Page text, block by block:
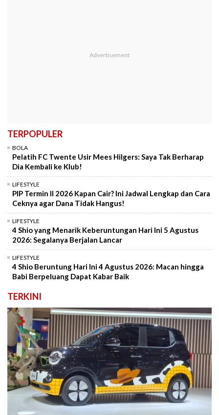
TERPOPULER
BOLA
Pelatih FC Twente Usir Mees Hilgers: Saya Tak Berharap
Dia Kembali ke Klub!
LIFESTYLE
PIP Termin II 2026 Kapan Cair? Ini Jadwal Lengkap dan Cara
Ceknya agar Dana Tidak Hangus!
LIFESTYLE
4 Shio yang Menarik Keberuntungan Hari Ini 5 Agustus
2026: Segalanya Berjalan Lancar
LIFESTYLE
4 Shio Beruntung Hari Ini 4 Agustus 2026: Macan hingga
Babi Berpeluang Dapat Kabar Baik
TERKINI